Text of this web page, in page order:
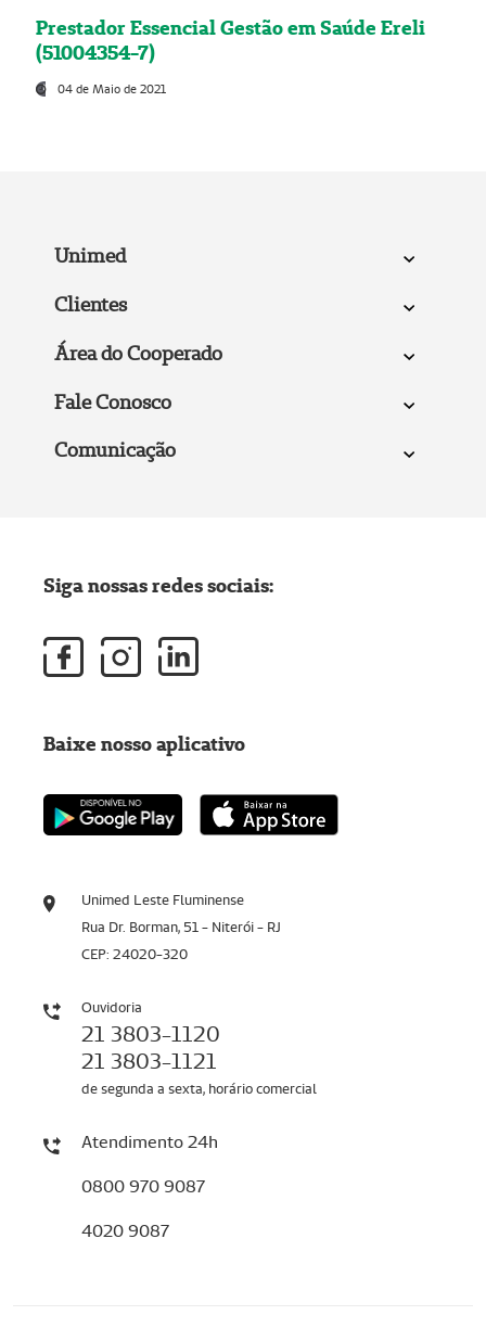
Prestador Essencial Gestão em Saúde Ereli
(51004354-7)
04 de Maio de 2021
Unimed
Clientes
Área do Cooperado
Fale Conosco
Comunicação
Unimed Leste Fluminense
Rua Dr. Borman, 51 - Niterói - RJ
CEP: 24020-320
Ouvidoria
21 3803-1120
21 3803-1121
de segunda a sexta, horário comercial
Atendimento 24h
0800 970 9087
4020 9087
Siga nossas redes sociais:
Baixe nosso aplicativo